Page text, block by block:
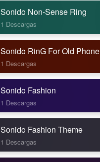
Sonido Non-Sense Ring
1 Descargas
Sonido RinG For Old Phone
1 Descargas
Sonido Fashion
1 Descargas
Sonido Fashion Theme
1 Descargas